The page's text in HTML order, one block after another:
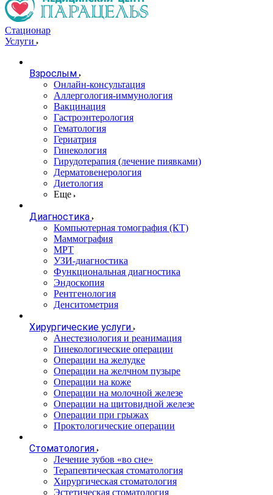
Стационар
Услуги
Взрослым
Онлайн-консультация
Аллергология-иммунология
Вакцинация
Гастроэнтерология
Гематология
Гериатрия
Гинекология
Гирудотерапия (лечение пиявками)
Дерматовенерология
Диетология
Еще
Диагностика
Компьютерная томография (КТ)
Маммография
МРТ
УЗИ-диагностика
Функциональная диагностика
Эндоскопия
Рентгенология
Денситометрия
Хирургические услуги
Анестезиология и реанимация
Гинекологические операции
Операции на желудке
Операции на желчном пузыре
Операции на коже
Операции на молочной железе
Операции на щитовидной железе
Операции при грыжах
Проктологические операции
Стоматология
Лечение зубов «во сне»
Терапевтическая стоматология
Хирургическая стоматология
Эстетическая стоматология